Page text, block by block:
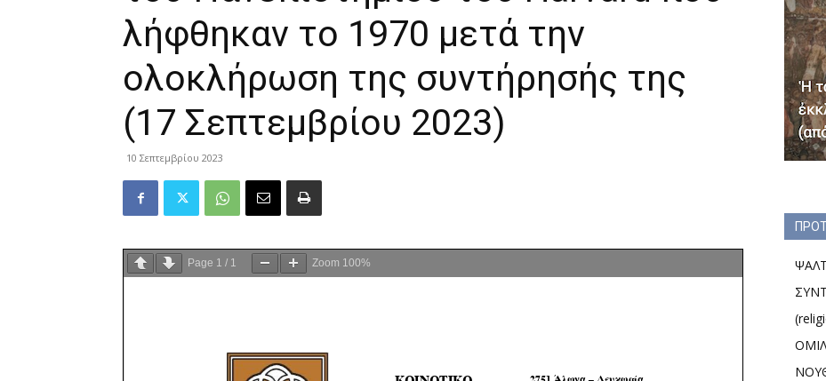
λήφθηκαν το 1970 μετά την
ολοκλήρωση της συντήρησής της
(17 Σεπτεμβρίου 2023)
10 Σεπτεμβρίου 2023
Page 1 / 1 Zoom 100%